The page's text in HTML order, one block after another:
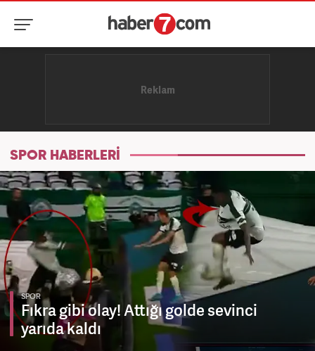
SPOR HABERLERİ
SPOR
Fıkra gibi olay! Attığı golde sevinci
yarıda kaldı